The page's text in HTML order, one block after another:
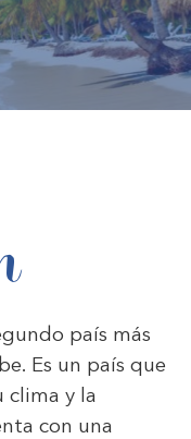
país más
Es un país que
clima y la
con una